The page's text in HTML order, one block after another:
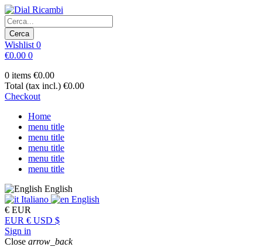
Cerca
Wishlist 0
€0.00 0
0 items €0.00
Total (tax incl.) €0.00
Checkout
Home
menu title
menu title
menu title
menu title
menu title
English
Italiano
English
€ EUR
EUR € USD $
Sign in
Close arrow_back